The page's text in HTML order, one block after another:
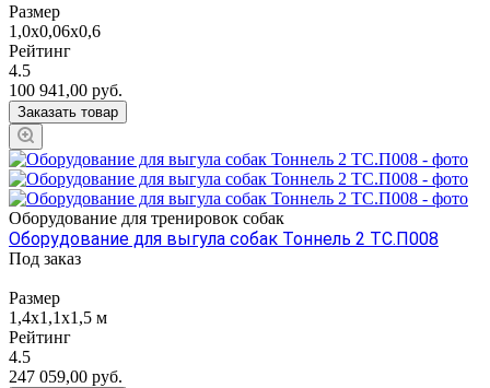
Размер
1,0х0,06х0,6
Рейтинг
4.5
100 941,00 руб.
Заказать товар
Оборудование для тренировок собак
Оборудование для выгула собак Тоннель 2 ТС.П008
Под заказ
Размер
1,4х1,1х1,5 м
Рейтинг
4.5
247 059,00 руб.